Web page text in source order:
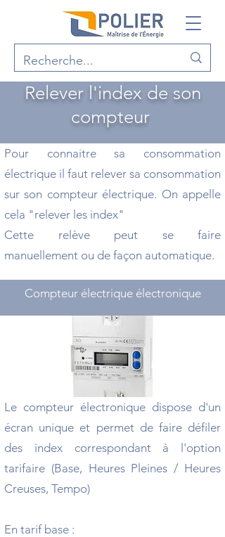
Relever l'index de son
compteur
Pour connaitre sa consommation
électrique il faut relever sa consommation
sur son compteur électrique. On appelle
cela "relever les index"
Cette relève peut se faire
manuellement ou de façon automatique.
Compteur électrique électronique
Le compteur électronique dispose d'un
écran unique et permet de faire défiler
des index correspondant à l'option
tarifaire (Base, Heures Pleines / Heures
Creuses, Tempo)
En tarif base :